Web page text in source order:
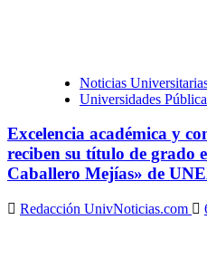
Noticias
Universidades
Excelencia académica y
reciben su título de grado
Caballero Mejías» de
Redacción UnivNoticias.com